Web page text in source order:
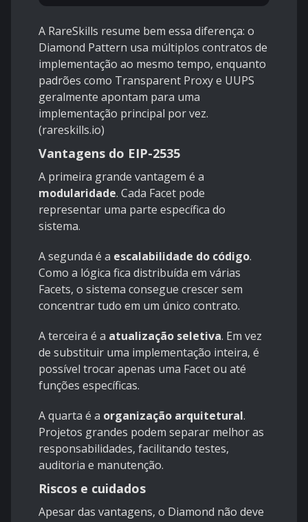
A RareSkills resume bem essa diferença: o
Diamond Pattern usa múltiplos contratos de
implementação ao mesmo tempo, enquanto
padrões como Transparent Proxy e UUPS
geralmente apontam para uma
implementação principal por vez.
(rareskills.io)
Vantagens do EIP-2535
A primeira grande vantagem é a
modularidade. Cada Facet pode
representar uma parte específica do
sistema.
A segunda é a escalabilidade do código.
Como a lógica fica distribuída em várias
Facets, o sistema consegue crescer sem
concentrar tudo em um único contrato.
A terceira é a atualização seletiva. Em vez
de substituir uma implementação inteira, é
possível trocar apenas uma Facet ou até
funções específicas.
A quarta é a organização arquitetural.
Projetos grandes podem separar melhor as
responsabilidades, facilitando testes,
auditoria e manutenção.
Riscos e cuidados
Apesar das vantagens, o Diamond não deve